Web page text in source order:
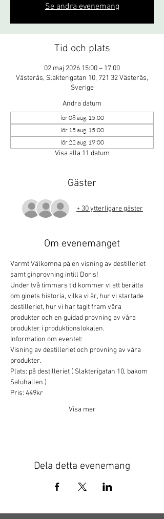
Se andra evenemang
Tid och plats
02 maj 2026 15:00 – 17:00
Västerås, Slakterigatan 10, 721 32 Västerås,
Sverige
Andra datum
lör 08 aug. 15:00
lör 15 aug. 15:00
lör 22 aug. 19:00
Visa alla 11 datum
Gäster
+ 30 ytterligare gäster
Om evenemanget
Varmt Välkomna på en visning av destilleriet
samt ginprovning intill Doris!
Under två timmars tid kommer vi att berätta
om ginets historia, vilka vi är, hur vi startade
destilleriet, hur vi har tagit fram våra
produkter och en guidad provning av våra
produkter i produktionslokalen.
Information om eventet:
Visning av destilleriet och provning av våra
produkter.
Plats: på destilleriet ( Slakterigatan 10, bakom
Saluhallen.)
Pris: 449kr
Visa mer
Dela detta evenemang